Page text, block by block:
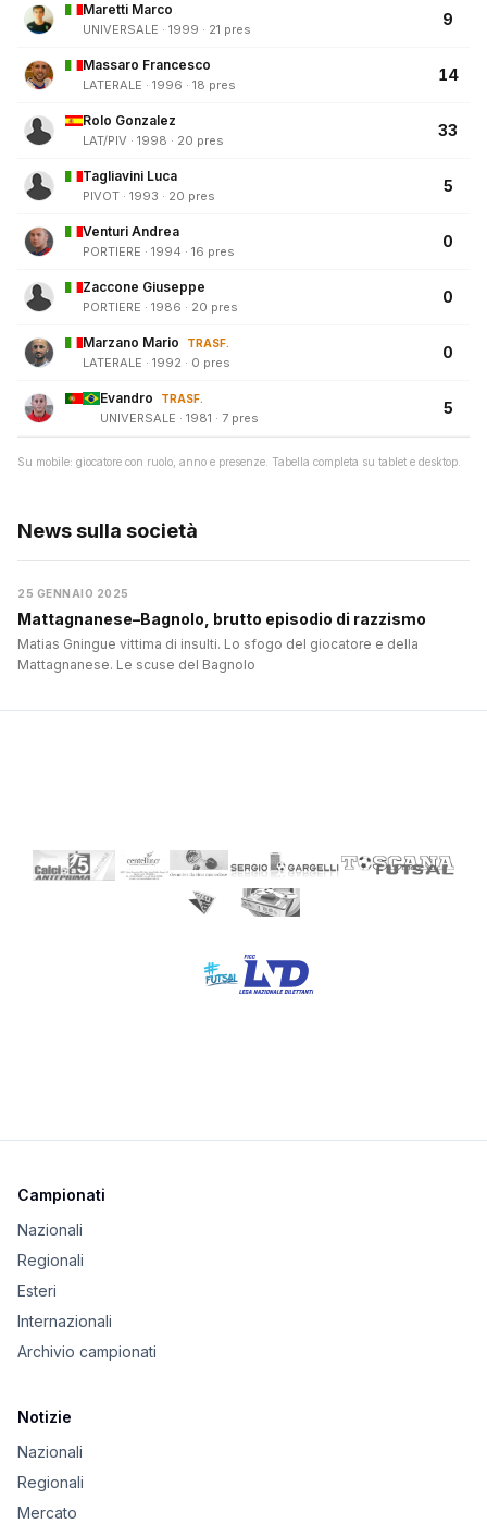
Maretti Marco
UNIVERSALE · 1999 · 21 pres
9
Massaro Francesco
LATERALE · 1996 · 18 pres
14
Rolo Gonzalez
LAT/PIV · 1998 · 20 pres
33
Tagliavini Luca
PIVOT · 1993 · 20 pres
5
Venturi Andrea
PORTIERE · 1994 · 16 pres
0
Zaccone Giuseppe
PORTIERE · 1986 · 20 pres
0
Marzano Mario TRASF.
LATERALE · 1992 · 0 pres
0
Evandro TRASF.
UNIVERSALE · 1981 · 7 pres
5
Su mobile: giocatore con ruolo, anno e presenze. Tabella completa su tablet e desktop.
News sulla società
25 GENNAIO 2025
Mattagnanese–Bagnolo, brutto episodio di razzismo
Matias Gningue vittima di insulti. Lo sfogo del giocatore e della
Mattagnanese. Le scuse del Bagnolo
Campionati
Nazionali
Regionali
Esteri
Internazionali
Archivio campionati
Notizie
Nazionali
Regionali
Mercato